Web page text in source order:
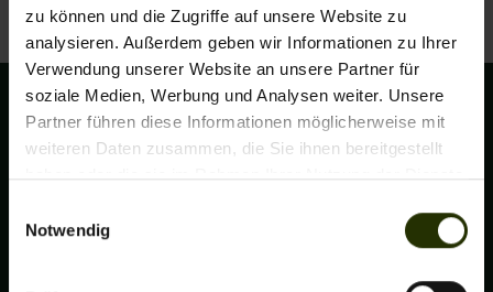
zu können und die Zugriffe auf unsere Website zu
analysieren. Außerdem geben wir Informationen zu Ihrer
Verwendung unserer Website an unsere Partner für
soziale Medien, Werbung und Analysen weiter. Unsere
Partner führen diese Informationen möglicherweise mit
weiteren Daten zusammen, die Sie ihnen bereitgestellt
haben oder die sie im Rahmen Ihrer Nutzung der Dienste
Notwendig